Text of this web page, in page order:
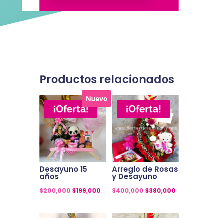
cantidad
Productos relacionados
¡Oferta!
Nuevo
Desayuno 15
años
$200,000 El
original
$199,000El
actual
¡Oferta!
Arreglo de Rosas
y Desayuno
$400,000 El
original
$380,000El
actual